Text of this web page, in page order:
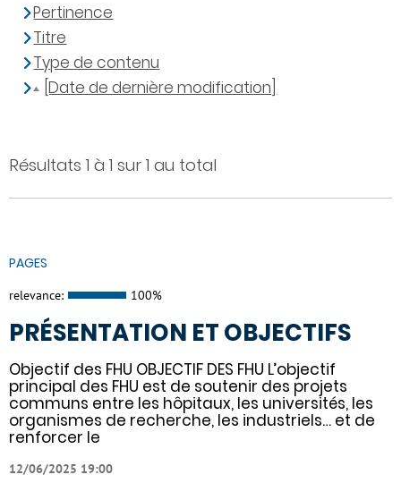
Résultats 1 à 1 sur 1 au total
PAGES
relevance: 100%
PRÉSENTATION ET OBJECTIFS
Objectif des FHU OBJECTIF DES FHU L’objectif
principal des FHU est de soutenir des projets
communs entre les hôpitaux, les universités, les
organismes de recherche, les industriels… et de
renforcer le
12/06/2025 19:00
Pertinence
Titre
Type de contenu
[Date de dernière modification]